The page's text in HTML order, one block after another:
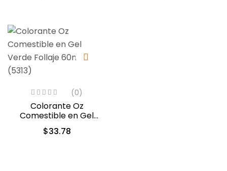
(0)
Colorante Oz
Comestible en Gel
Verde Follaje 60ml
(5313)
$33.78